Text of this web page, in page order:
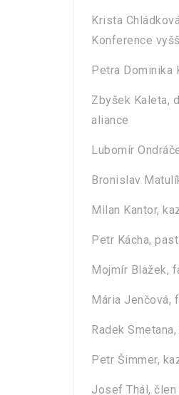
Krista
Konference
Petra Dominika
Zbyšek Kaleta,
aliance
Lubomír
Bronislav
Milan Kantor,
Petr Kácha,
Mojmír Blažek,
Mária Jenčová,
Radek
Petr Šimmer,
Josef Thál, člen